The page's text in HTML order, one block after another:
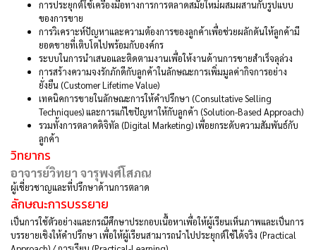
การประยุกต์ใช้เครื่องมือทางการการตลาดสมัยใหม่ผสมผสานกับรูปแบบ
ของการขาย
การวิเคราะห์ปัญหาและความต้องการของลูกค้าเพื่อช่วยผลักดันให้ลูกค้ามี
ยอดขายที่เติบโตไปพร้อมกับองค์กร
ระบบในการนำเสนอและติดตามงานเพื่อให้งานด้านการขายสำเร็จลุล่วง
การสร้างความจงรักภักดีกับลูกค้าในลักษณะการเพิ่มมูลค่ากิจการอย่าง
ยั่งยืน (Customer Lifetime Value)
เทคนิคการขายในลักษณะการให้คำปรึกษา (Consultative Selling
Techniques) และการแก้ไขปัญหาให้กับลูกค้า (Solution-Based Approach)
รวมทั้งการตลาดดิจิทัล (Digital Marketing) เพื่อยกระดับความสัมพันธ์กับ
ลูกค้า
วิทยากร
อาจารย์วิทยา จารุพงศ์โสภณ
ผู้เชี่ยวชาญและที่ปรึกษาด้านการตลาด
ลักษณะการบรรยาย
เป็นการใช้ตัวอย่างและกรณีศึกษาประกอบเนื้อหาเพื่อให้ผู้เรียนเห็นภาพและเป็นการ
บรรยายเชิงให้คำปรึกษา เพื่อให้ผู้เรียนสามารถนำไปประยุกต์ใช้ได้จริง (Practical